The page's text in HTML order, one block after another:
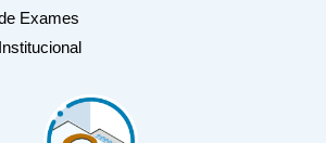
Exames